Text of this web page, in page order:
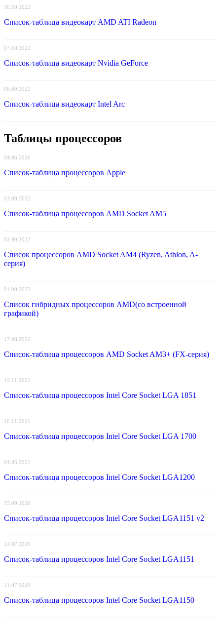
10.10.2022
Список-таблица видеокарт AMD ATI Radeon
07.10.2022
Список-таблица видеокарт Nvidia GeForce
06.09.2022
Список-таблица видеокарт Intel Arc
Таблицы процессоров
04.06.2026
Список-таблица процессоров Apple
03.09.2022
Список-таблица процессоров AMD Socket AM5
02.09.2022
Список процессоров AMD Socket AM4 (Ryzen, Athlon, A-
серия)
01.09.2022
Список гибридных процессоров AMD(со встроенной
графикой)
17.08.2022
Список-таблица процессоров AMD Socket AM3+ (FX-серия)
15.11.2021
Список-таблица процессоров Intel Core Socket LGA 1851
10.11.2021
Список-таблица процессоров Intel Core Socket LGA 1700
04.05.2021
Список-таблица процессоров Intel Core Socket LGA1200
15.09.2020
Список-таблица процессоров Intel Core Socket LGA1151 v2
12.07.2020
Список-таблица процессоров Intel Core Socket LGA1151
11.07.2020
Список-таблица процессоров Intel Core Socket LGA1150